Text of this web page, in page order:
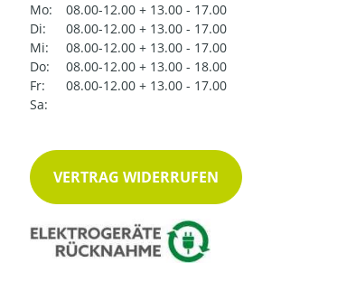
Mo:
08.00-12.00 + 13.00 - 17.00
Di:
08.00-12.00 + 13.00 - 17.00
Mi:
08.00-12.00 + 13.00 - 17.00
Do:
08.00-12.00 + 13.00 - 18.00
Fr:
08.00-12.00 + 13.00 - 17.00
Sa:
VERTRAG WIDERRUFEN